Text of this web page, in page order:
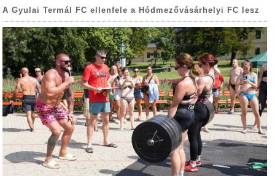
A Gyulai Termál FC ellenfele a Hódmezővásárhelyi FC lesz